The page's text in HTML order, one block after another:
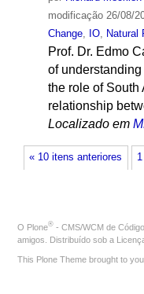
modificação26/08/
Change, IO, Natural
Prof. Dr. Edmo
of
the role of South
relationship
Localizado em
« 10 itens anteriores 1
O Plone® - CMS/WCM de
amigos. Distribuído sob a
This Plone Theme brought to